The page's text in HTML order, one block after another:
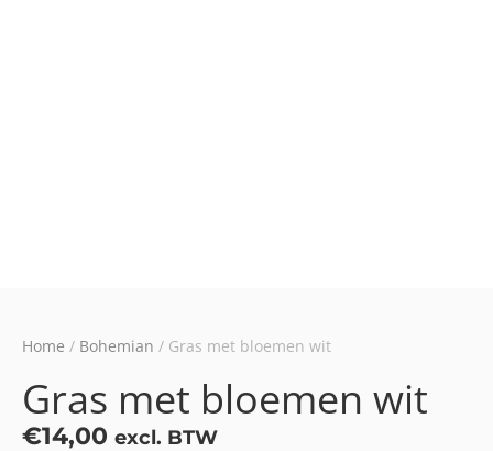
Home / Bohemian / Gras met bloemen wit
Gras met bloemen wit
€14,00 excl. BTW